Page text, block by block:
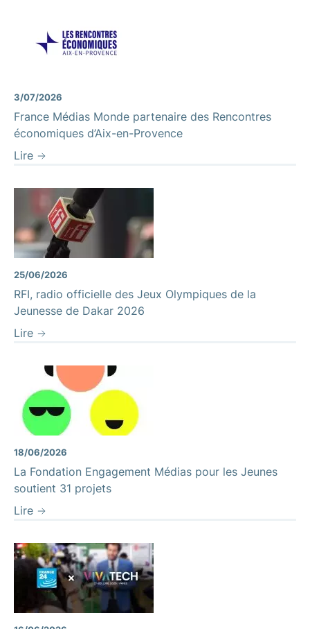
3/07/2026
France Médias Monde partenaire des Rencontres
économiques d’Aix-en-Provence
Lire
25/06/2026
RFI, radio officielle des Jeux Olympiques de la
Jeunesse de Dakar 2026
Lire
18/06/2026
La Fondation Engagement Médias pour les Jeunes
soutient 31 projets
Lire